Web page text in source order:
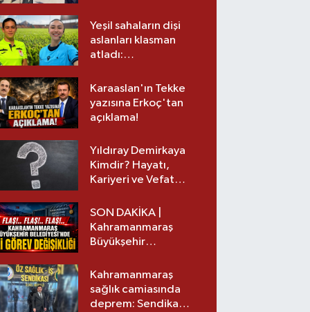
Yeşil sahaların dişi
aslanları klasman
atladı:
üst lige iki transfer!
Karaaslan'ın Tekke
yazısına Erkoç'tan
açıklama!
Yıldıray Demirkaya
Kimdir? Hayatı,
Kariyeri ve Vefat
SON DAKİKA |
Kahramanmaraş
Büyükşehir
görev değişikliği!
Kahramanmaraş
sağlık camiasında
deprem: Sendika